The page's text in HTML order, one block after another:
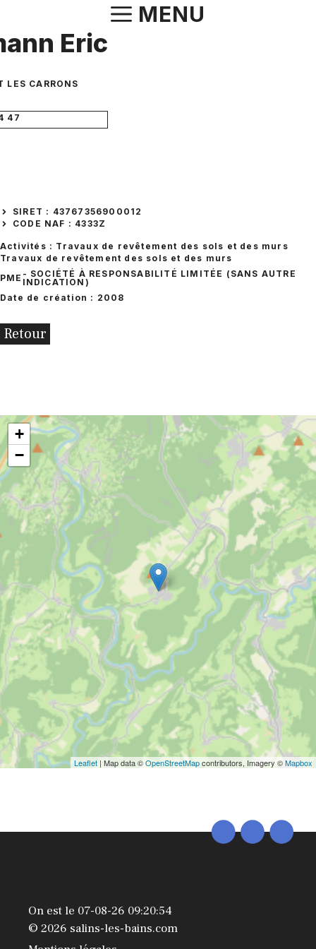
contenu
MENU
Eric
LES CARRONS
47
SIRET : 43767356900012
CODE NAF : 4333Z
Activités : Travaux de revêtement des sols et des murs
Travaux de revêtement des sols et des murs
PME - SOCIÉTÉ À RESPONSABILITÉ LIMITÉE (SANS AUTRE
INDICATION)
Date de création : 2008
Retour
+
−
Leaflet | Map data ©OpenStreetMapcontributors, Imagery ©Mapbox
On est le 07-08-26 09:20:54
© 2026 salins-les-bains.com